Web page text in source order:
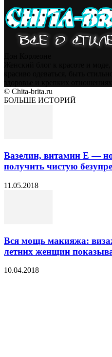
© Chita-brita.ru
БОЛЬШЕ ИСТОРИЙ
Вазелин, витамин E —
получить чистую
11.05.2018
Вся мощь макияжа:
летних женщин
10.04.2018